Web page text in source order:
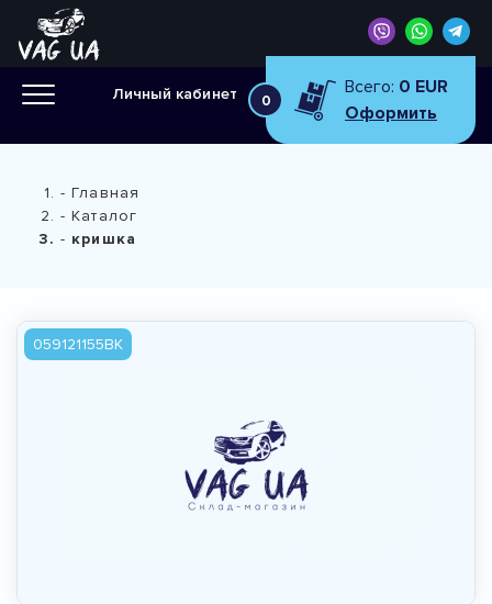
Личный кабинет 0
Всего: 0 EUR
Оформить
Главная
Каталог
кришка
059121155BK